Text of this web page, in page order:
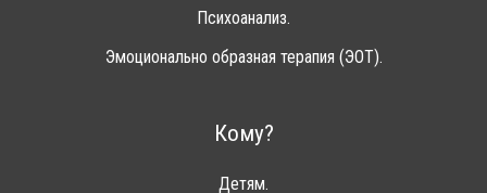
Психоанализ.
Эмоционально образная терапия (ЭОТ).
Кому?
Детям.